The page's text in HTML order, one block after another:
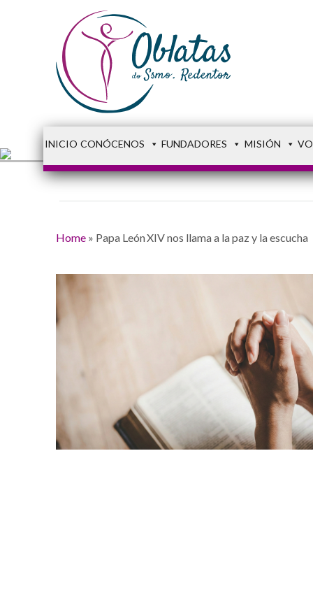
INICIO CONÓCENOS FUNDADORES MISIÓN
Home» Papa León XIV nos llama a la paz y la escucha